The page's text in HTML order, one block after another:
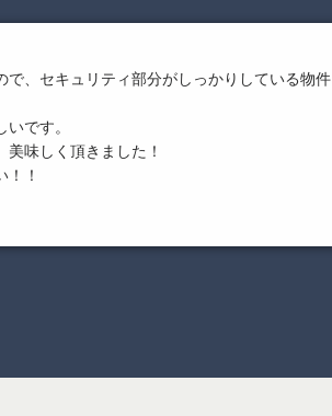
、セキュリティ部分がしっかりしている物件
です。
味しく頂きました！
！